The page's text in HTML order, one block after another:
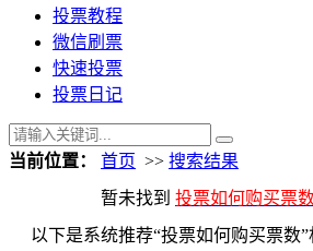
投票教程
微信刷票
快速投票
投票日记
当前位置： 首页 >> 搜索结果
暂未找到 投票如何购买票
以下是系统推荐“投票如何购买票数